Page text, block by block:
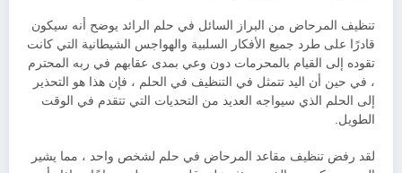
تنظيف المرحاض من البراز السائل في حلم الرائد يوضح أنه سيكون
قادرًا على طرد جميع الأفكار السلبية والهواجس الشيطانية التي كانت
تقوده إلى القيام بالمحرمات دون وعي بمدى عقابهم في ربه المحترم
، في حين أن اليد تتمثل في التنظيف في الحلم ، فإن هذا هو التحذير
إلى الحلم الذي سيواجه العديد من التحديات التي تتقدم في الوقت
الطويل.
لقد رفض تنظيف مقاعد المرحاض في حلم لشخص واحد ، مما يشير